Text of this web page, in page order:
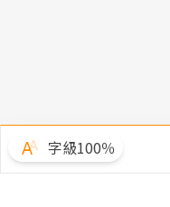
字級100％